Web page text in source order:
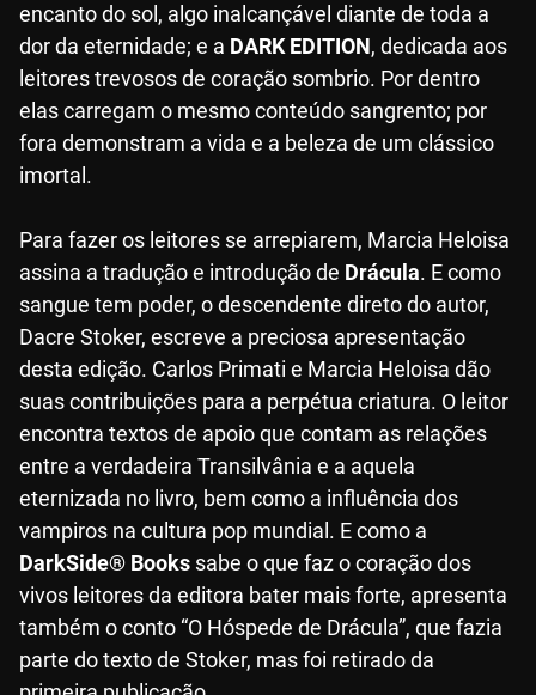
encanto do sol, algo inalcançável diante de toda a
dor da eternidade; e a DARK EDITION, dedicada aos
leitores trevosos de coração sombrio. Por dentro
elas carregam o mesmo conteúdo sangrento; por
fora demonstram a vida e a beleza de um clássico
imortal.
Para fazer os leitores se arrepiarem, Marcia Heloisa
assina a tradução e introdução de Drácula. E como
sangue tem poder, o descendente direto do autor,
Dacre Stoker, escreve a preciosa apresentação
desta edição. Carlos Primati e Marcia Heloisa dão
suas contribuições para a perpétua criatura. O leitor
encontra textos de apoio que contam as relações
entre a verdadeira Transilvânia e a aquela
eternizada no livro, bem como a influência dos
vampiros na cultura pop mundial. E como a
DarkSide® Books sabe o que faz o coração dos
vivos leitores da editora bater mais forte, apresenta
também o conto “O Hóspede de Drácula”, que fazia
parte do texto de Stoker, mas foi retirado da